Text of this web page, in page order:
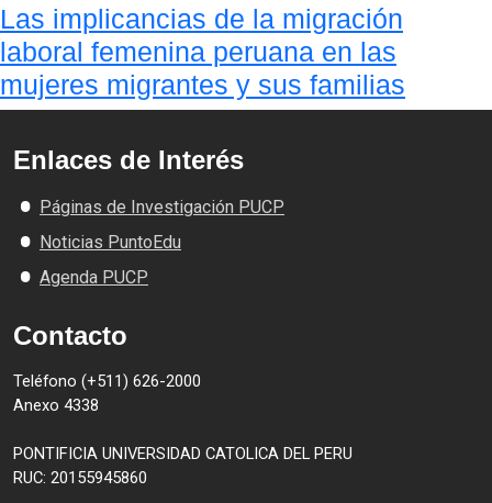
Las implicancias de la migración
laboral femenina peruana en las
mujeres migrantes y sus familias
Enlaces de Interés
Páginas de Investigación PUCP
Noticias PuntoEdu
Agenda PUCP
Contacto
Teléfono (+511) 626-2000
Anexo 4338
PONTIFICIA UNIVERSIDAD CATOLICA DEL PERU
RUC: 20155945860